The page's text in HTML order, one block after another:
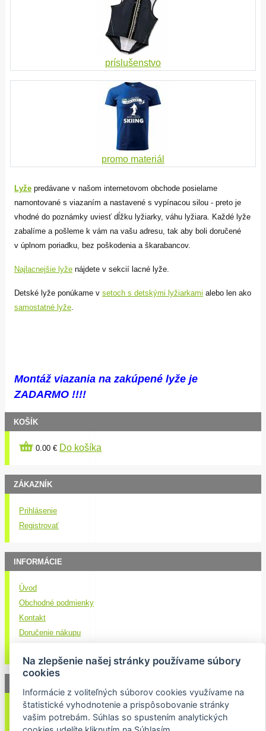
príslušenstvo
promo materiál
Lyže predávane v našom internetovom obchode posielame
namontované s viazaním a nastavené s vypínacou silou - preto je
vhodné do poznámky uviesť dĺžku lyžiarky, váhu lyžiara. Každé lyže
zabalíme a pošleme k vám na vašu adresu, tak aby boli doručené
v úplnom poriadku, bez poškodenia a škarabancov.
Najlacnejšie lyže nájdete v sekcií lacné lyže.
Detské lyže ponúkame v setoch s detskými lyžiarkami alebo len ako
samostatné lyže.
Montáž viazania na zakúpené lyže je
ZADARMO !!!!
KOŠÍK
0.00 € Do košíka
ZÁKAZNÍK
Prihlásenie
Registrovať
INFORMÁCIE
Úvod
Obchodné podmienky
Kontakt
Doručenie nákupu
Váš email:
Na zlepšenie našej stránky používame súbory
cookies
Informácie z voliteľných súborov cookies využívame na
štatistické vyhodnotenie a prispôsobovanie stránky
vašim potrebám. Súhlas so spustením analytických